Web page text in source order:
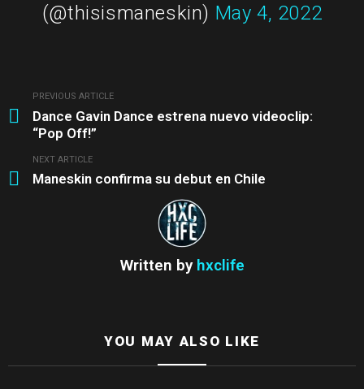
(@thisismaneskin) May 4, 2022
more
PREVIOUS ARTICLE
Dance Gavin Dance estrena nuevo videoclip:
“Pop Off!”
NEXT ARTICLE
Maneskin confirma su debut en Chile
Written by hxclife
YOU MAY ALSO LIKE